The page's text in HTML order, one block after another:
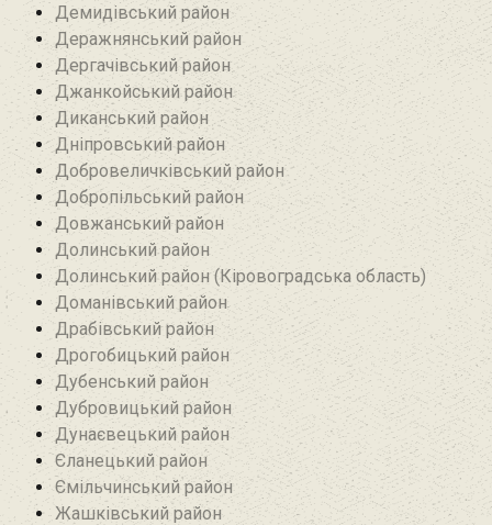
Демидівський район
Деражнянський район
Дергачівський район
Джанкойський район
Диканський район
Дніпровський район
Добровеличківський район
Добропільський район‎
Довжанський район
Долинський район
Долинський район (Кіровоградська область)
Доманівський район‎
Драбівський район‎
Дрогобицький район
Дубенський район
Дубровицький район‎
Дунаєвецький район
Єланецький район‎
Ємільчинський район
Жашківський район